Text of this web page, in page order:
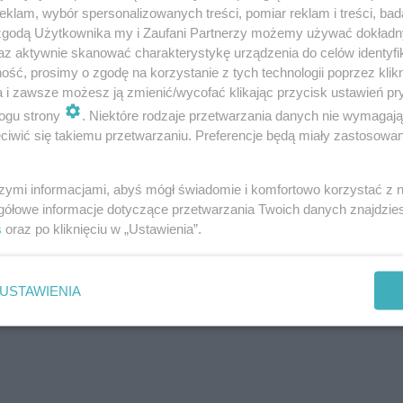
instrukcje "zawijania" gwiazdy są dostępne w wielu
wybór spersonalizowanych treści, pomiar reklam i treści,
Użytkownika my i Zaufani Partnerzy możemy używać
aktywnie skanować charakterystykę urządzenia do celów
prosimy o zgodę na korzystanie z tych technologii poprzez
i zawsze możesz ją zmienić/wycofać klikając przycisk ustawień
strony
. Niektóre rodzaje przetwarzania danych nie
się takiemu przetwarzaniu. Preferencje będą miały
informacjami, abyś mógł świadomie i komfortowo korzystać z
informacje dotyczące przetwarzania Twoich danych
oraz po kliknięciu w „Ustawienia”.
USTAWIENIA